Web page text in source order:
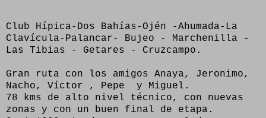
Club Hípica-Dos Bahías-Ojén -Ahumada-La
Clavícula-Palancar- Bujeo - Marchenilla -
Las Tibias - Getares - Cruzcampo.
Gran ruta con los amigos Anaya, Jeronimo,
Nacho, Víctor , Pepe y Miguel.
78 kms de alto nivel técnico, con nuevas
zonas y con un buen final de etapa.